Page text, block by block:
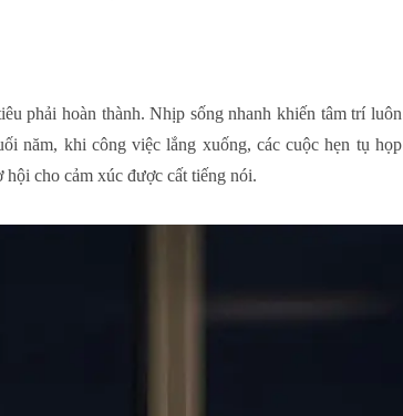
phải hoàn thành. Nhịp sống nhanh khiến tâm trí luôn
năm, khi công việc lắng xuống, các cuộc hẹn tụ họp
cho cảm xúc được cất tiếng nói.